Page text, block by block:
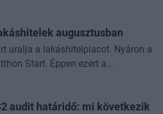
augusztusban
uralja a lakáshitelpiacot. Nyáron a
Start. Éppen ezért a
audit határidő: mi következik